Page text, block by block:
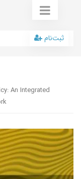
ثبت‌نام
An Integrated